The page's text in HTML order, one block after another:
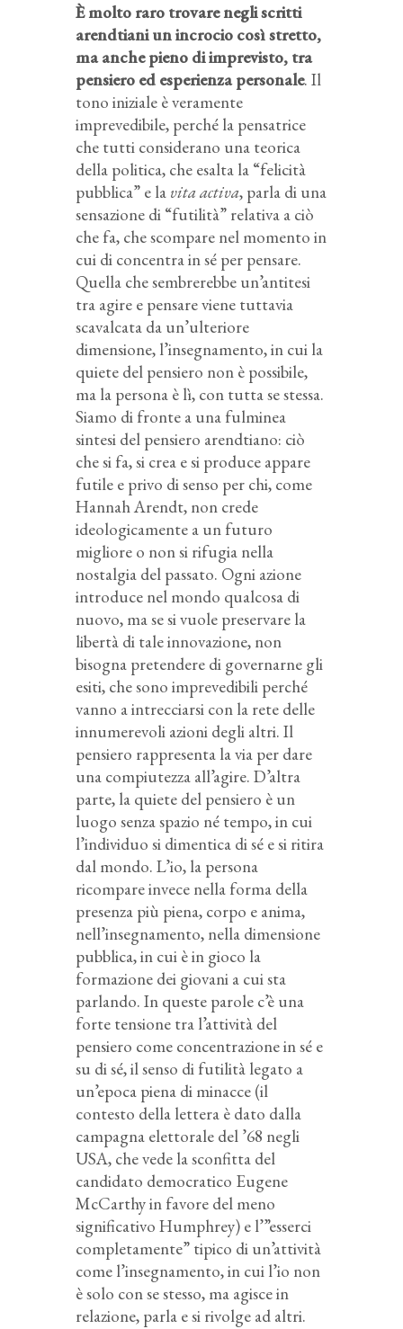
È molto raro trovare negli scritti
arendtiani un incrocio così stretto,
ma anche pieno di imprevisto, tra
pensiero ed esperienza personale. Il
tono iniziale è veramente
imprevedibile, perché la pensatrice
che tutti considerano una teorica
della politica, che esalta la “felicità
pubblica” e la vita activa, parla di una
sensazione di “futilità” relativa a ciò
che fa, che scompare nel momento in
cui di concentra in sé per pensare.
Quella che sembrerebbe un’antitesi
tra agire e pensare viene tuttavia
scavalcata da un’ulteriore
dimensione, l’insegnamento, in cui la
quiete del pensiero non è possibile,
ma la persona è lì, con tutta se stessa.
Siamo di fronte a una fulminea
sintesi del pensiero arendtiano: ciò
che si fa, si crea e si produce appare
futile e privo di senso per chi, come
Hannah Arendt, non crede
ideologicamente a un futuro
migliore o non si rifugia nella
nostalgia del passato. Ogni azione
introduce nel mondo qualcosa di
nuovo, ma se si vuole preservare la
libertà di tale innovazione, non
bisogna pretendere di governarne gli
esiti, che sono imprevedibili perché
vanno a intrecciarsi con la rete delle
innumerevoli azioni degli altri. Il
pensiero rappresenta la via per dare
una compiutezza all’agire. D’altra
parte, la quiete del pensiero è un
luogo senza spazio né tempo, in cui
l’individuo si dimentica di sé e si ritira
dal mondo. L’io, la persona
ricompare invece nella forma della
presenza più piena, corpo e anima,
nell’insegnamento, nella dimensione
pubblica, in cui è in gioco la
formazione dei giovani a cui sta
parlando. In queste parole c’è una
forte tensione tra l’attività del
pensiero come concentrazione in sé e
su di sé, il senso di futilità legato a
un’epoca piena di minacce (il
contesto della lettera è dato dalla
campagna elettorale del ’68 negli
USA, che vede la sconfitta del
candidato democratico Eugene
McCarthy in favore del meno
significativo Humphrey) e l’”esserci
completamente” tipico di un’attività
come l’insegnamento, in cui l’io non
è solo con se stesso, ma agisce in
relazione, parla e si rivolge ad altri.